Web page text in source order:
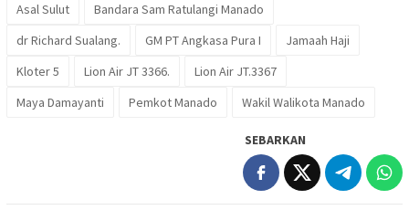
Asal Sulut
Bandara Sam Ratulangi Manado
dr Richard Sualang.
GM PT Angkasa Pura I
Jamaah Haji
Kloter 5
Lion Air JT 3366.
Lion Air JT.3367
Maya Damayanti
Pemkot Manado Wakil Walikota Manado
SEBARKAN